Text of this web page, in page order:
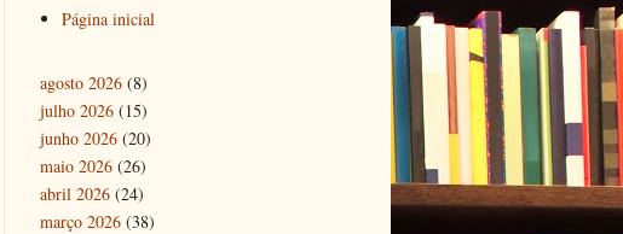
Página inicial
agosto 2026 (8)
julho 2026 (15)
junho 2026 (20)
maio 2026 (26)
abril 2026 (24)
março 2026 (38)